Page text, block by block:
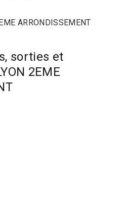
ARRONDISSEMENT
sorties et
2EME